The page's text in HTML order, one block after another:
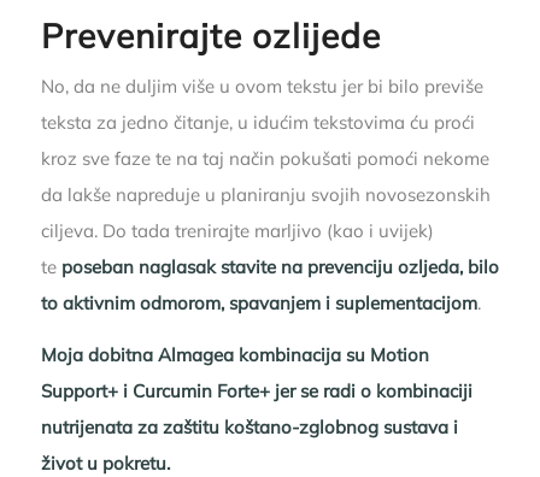
Prevenirajte ozlijede
No, da ne duljim više u ovom tekstu jer bi bilo previše
teksta za jedno čitanje, u idućim tekstovima ću proći
kroz sve faze te na taj način pokušati pomoći nekome
da lakše napreduje u planiranju svojih novosezonskih
ciljeva. Do tada trenirajte marljivo (kao i uvijek)
te poseban naglasak stavite na prevenciju ozljeda, bilo
to aktivnim odmorom, spavanjem i suplementacijom.
Moja dobitna Almagea kombinacija su Motion
Support+i Curcumin Forte+jer se radi o kombinaciji
nutrijenata za zaštitu koštano-zglobnog sustava i
život u pokretu.